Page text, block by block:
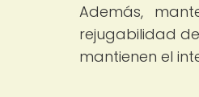
Además,
rejugabilidad
mantienen el